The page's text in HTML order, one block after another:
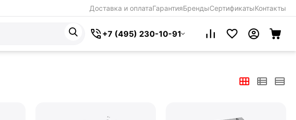
Доставка и оплатаГарантияБрендыСертификатыКонтакты
+7 (495) 230-10-91